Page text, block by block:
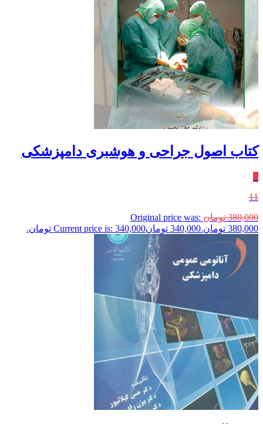
کتاب اصول جراحی و هوشبری دامپزشکی
11
380,000 تومان Original price was:
380,000 تومان.
340,000 تومانCurrent price is: 340,000 تومان.